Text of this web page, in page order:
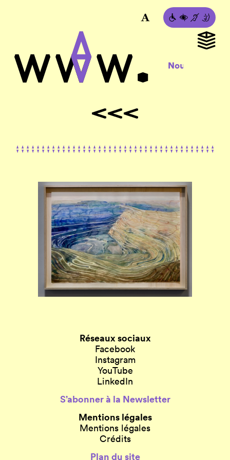
Réseaux sociaux
Facebook
Instagram
YouTube
LinkedIn
S’abonner à la Newsletter
Mentions légales
Mentions légales
Crédits
Plan du site